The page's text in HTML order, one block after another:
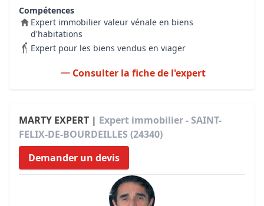
Compétences
Expert immobilier valeur vénale en biens
d'habitations
Expert pour les biens vendus en viager
Consulter la fiche de l'expert
MARTY EXPERT | Expert immobilier - SAINT-
FELIX-DE-BOURDEILLES (24340)
Demander un devis